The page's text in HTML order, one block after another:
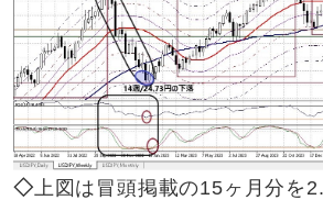
◇ 上図は冒頭掲載の15ヶ月分を